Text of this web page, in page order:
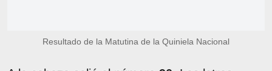
Resultado de la Matutina de la Quiniela Nacional